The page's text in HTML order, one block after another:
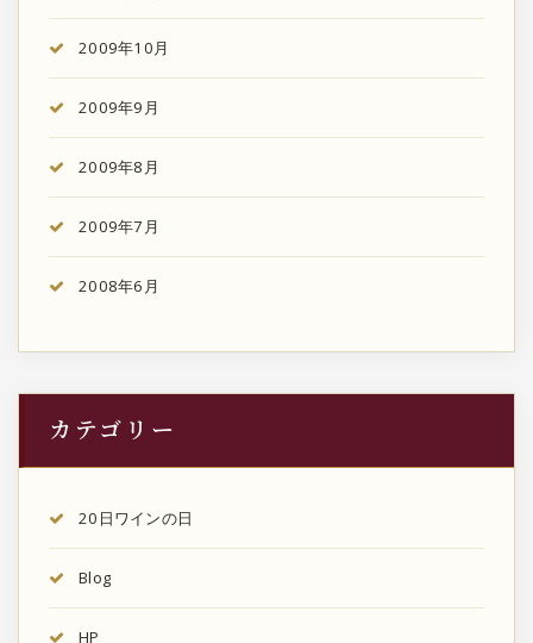
2009年10月
2009年9月
2009年8月
2009年7月
2008年6月
カテゴリー
20日ワインの日
Blog
HP